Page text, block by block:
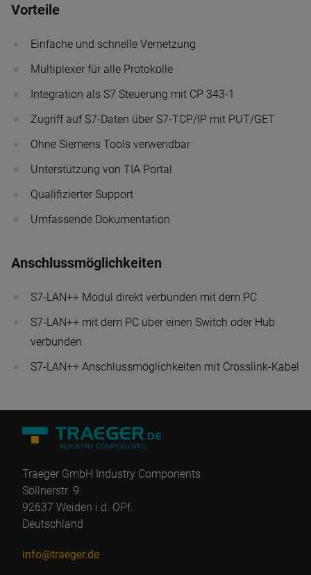
Vorteile
Einfache und schnelle Vernetzung
Multiplexer für alle Protokolle
Integration als S7 Steuerung mit CP 343-1
Zugriff auf S7-Daten über S7-TCP/IP mit PUT/GET
Ohne Siemens Tools verwendbar
Unterstützung von TIA Portal
Qualifizierter Support
Umfassende Dokumentation
Anschlussmöglichkeiten
S7-LAN++ Modul direkt verbunden mit dem PC
S7-LAN++ mit dem PC über einen Switch oder Hub
verbunden
S7-LAN++ Anschlussmöglichkeiten mit Crosslink-Kabel
Traeger GmbH Industry Components
Söllnerstr. 9
92637 Weiden i.d. OPf.
Deutschland
info@traeger.de